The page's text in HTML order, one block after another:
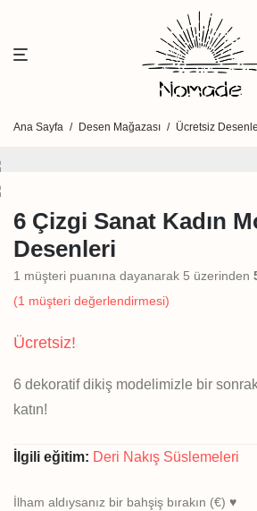
Ana Sayfa / Desen Mağazası / Ücretsiz
6 Çizgi Sanat Kadın
Desenleri
1 müşteri puanına dayanarak 5 üzerinden
(1 müşteri değerlendirmesi)
Ücretsiz!
6 dekoratif dikiş modelimizle bir
katın!
İlgili eğitim: Deri Nakış Süslemeleri
İlham aldıysanız bir bahşiş bırakın (€) ♥